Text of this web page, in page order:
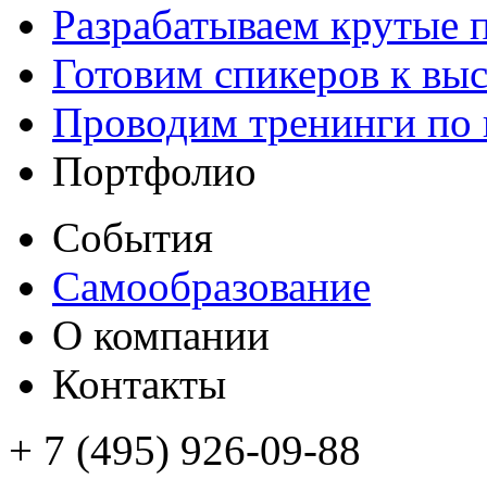
Разрабатываем крутые
Готовим спикеров к
Проводим тренинги по
Портфолио
События
Самообразование
О компании
Контакты
+ 7 (495) 926-09-88